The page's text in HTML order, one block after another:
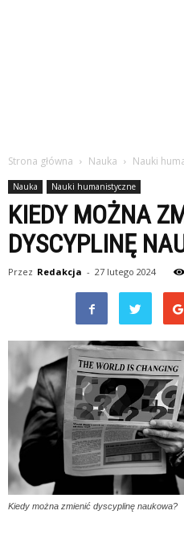
Strona główna Nauka Nauki
Nauka Nauki humanistyczne
KIEDY MOŻNA
DYSCYPLINĘ
Przez Redakcja - 27 lutego 2024
Kiedy można zmienić dyscyplinę naukowa?